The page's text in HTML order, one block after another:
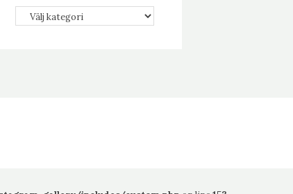
Kategorier